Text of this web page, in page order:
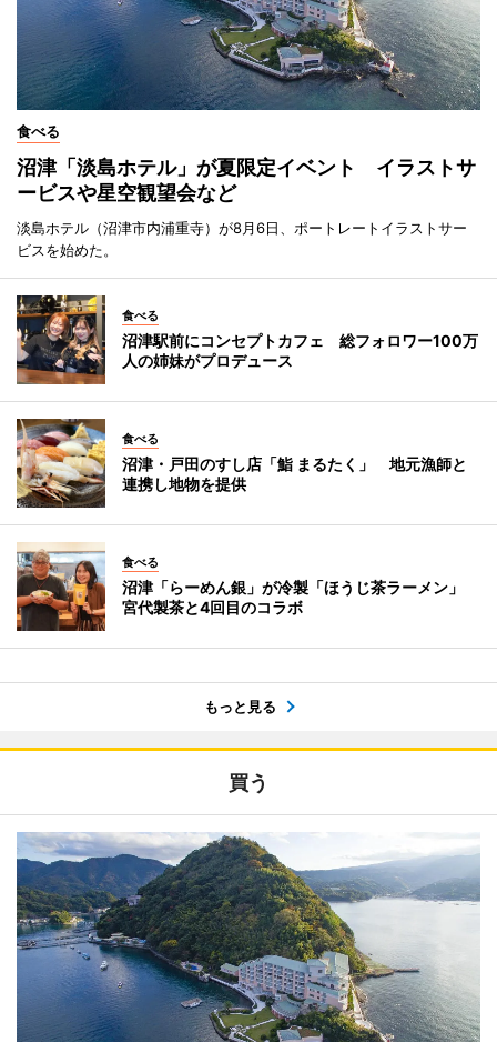
食べる
沼津「淡島ホテル」が夏限定イベント イラストサ
ービスや星空観望会など
淡島ホテル（沼津市内浦重寺）が8月6日、ポートレートイラストサー
ビスを始めた。
食べる
沼津駅前にコンセプトカフェ 総フォロワー100万
人の姉妹がプロデュース
食べる
沼津・戸田のすし店「鮨 まるたく」 地元漁師と
連携し地物を提供
食べる
沼津「らーめん銀」が冷製「ほうじ茶ラーメン」
宮代製茶と4回目のコラボ
もっと見る
買う